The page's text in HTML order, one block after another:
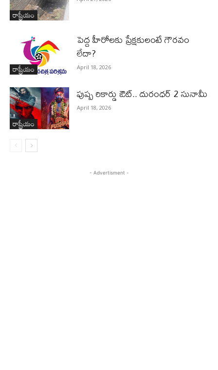
రాష్ట్రీయం
రాష్ట్రీయం
పెద్ద హీరోల‌కు ప్రేక్ష‌కులంటే గౌర‌వం
లేదా?
April 18, 2026
రాష్ట్రీయం
పుష్ప రికార్డు ఔట్‌.. దురంధ‌ర్ 2 సునామీ
April 18, 2026
- Advertisment -